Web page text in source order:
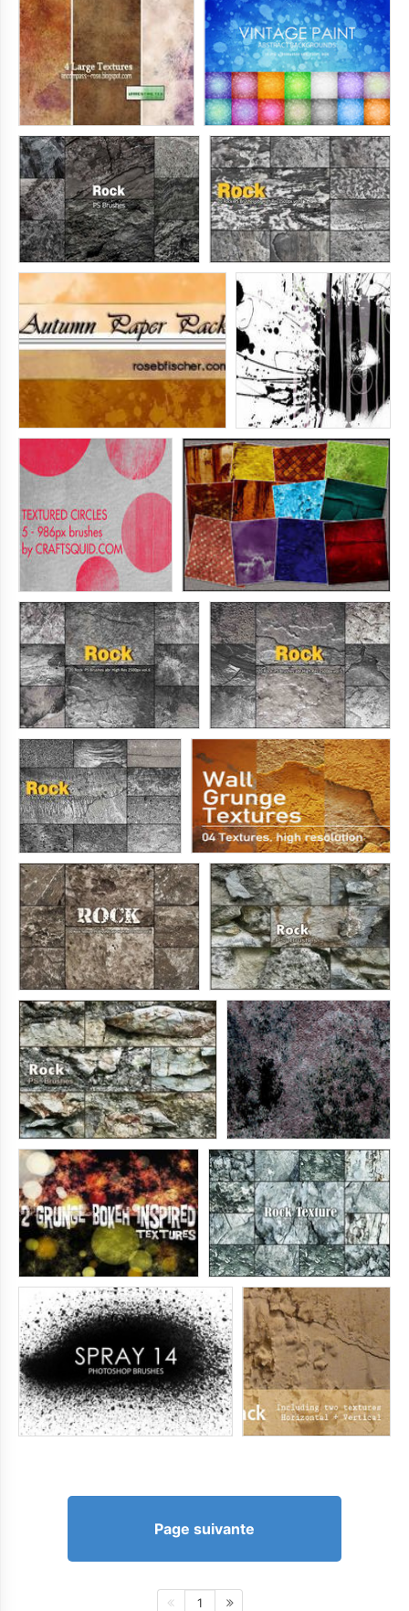
Page suivante
1